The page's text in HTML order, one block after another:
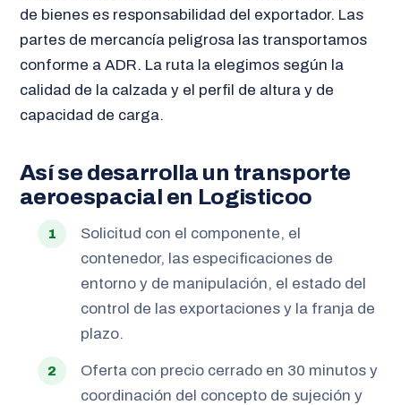
de bienes es responsabilidad del exportador. Las
partes de mercancía peligrosa las transportamos
conforme a ADR. La ruta la elegimos según la
calidad de la calzada y el perfil de altura y de
capacidad de carga.
Así se desarrolla un transporte
aeroespacial en Logisticoo
Solicitud con el componente, el
contenedor, las especificaciones de
entorno y de manipulación, el estado del
control de las exportaciones y la franja de
plazo.
Oferta con precio cerrado en 30 minutos y
coordinación del concepto de sujeción y